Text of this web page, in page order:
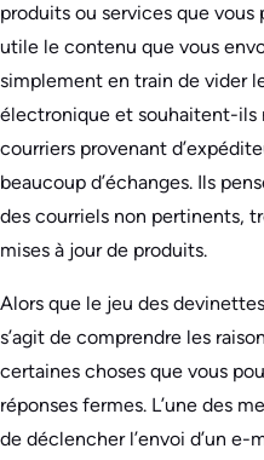
produits ou services que
utile le contenu que vous
simplement en train de vider
électronique et souhaitent-ils
courriers provenant
beaucoup d’échanges. Ils
des courriels non pertinents,
mises à jour de produits.
Alors que le jeu des
s’agit de comprendre les
certaines choses que vous
réponses fermes. L’une des
de déclencher l’envoi d’un e-